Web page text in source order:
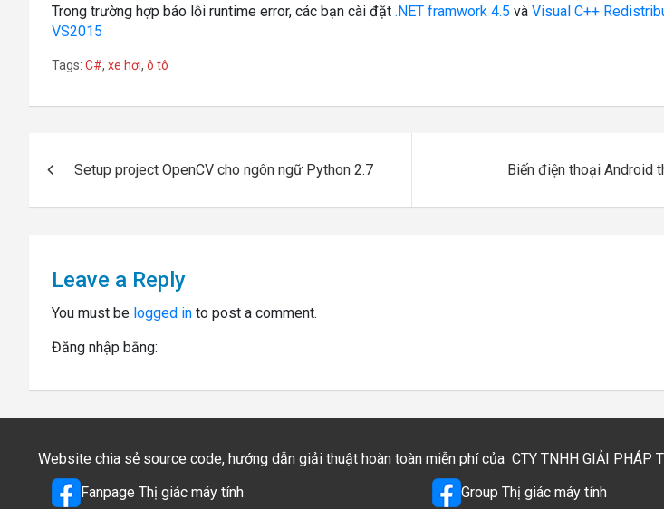
Trong trường hợp báo lỗi runtime error, các bạn cài đặt .NET framwork 4.5 và Visual C++
VS2015
Tags: C#, xe hơi, ô tô
navigation
Setup project OpenCV cho ngôn ngữ Python 2.7 Biến điện thoại Android
Leave a Reply
You must be logged in to post a comment.
Đăng nhập bằng:
Website chia sẻ source code, hướng dẫn giải thuật hoàn toàn miễn phí của CTY TNHH GIẢI PHÁP
Fanpage Thị giác máy tính
Group Thị giác máy tính